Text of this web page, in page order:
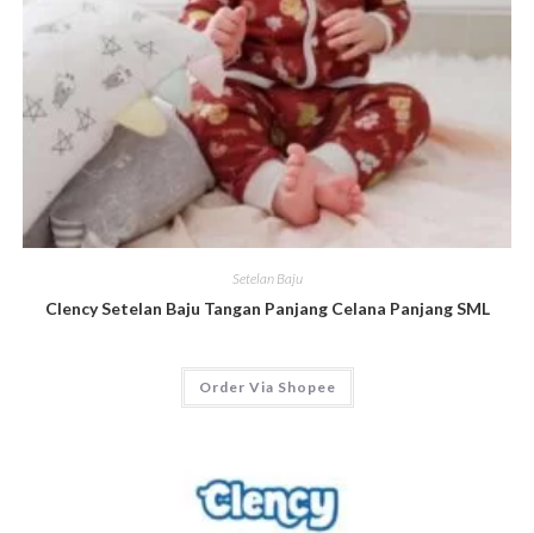
Setelan Baju
Clency Setelan Baju Tangan Panjang Celana Panjang SML
Order Via Shopee